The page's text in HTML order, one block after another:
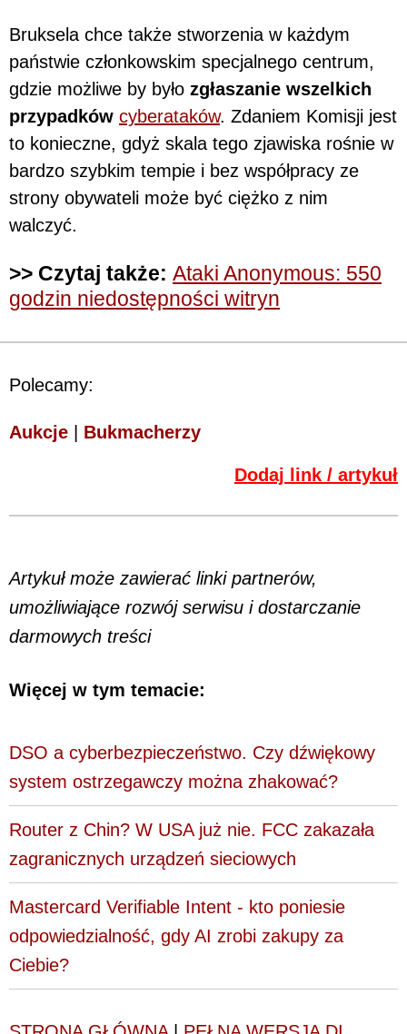
Bruksela chce także stworzenia w każdym
państwie członkowskim specjalnego centrum,
gdzie możliwe by było zgłaszanie wszelkich
przypadków cyberataków. Zdaniem Komisji jest
to konieczne, gdyż skala tego zjawiska rośnie w
bardzo szybkim tempie i bez współpracy ze
strony obywateli może być ciężko z nim
walczyć.
>> Czytaj także: Ataki Anonymous: 550
godzin niedostępności witryn
Polecamy:
Aukcje Bukmacherzy
Dodaj link / artykuł
Artykuł może zawierać linki partnerów,
umożliwiające rozwój serwisu i dostarczanie
darmowych treści
Więcej w tym temacie:
DSO a cyberbezpieczeństwo. Czy dźwiękowy
system ostrzegawczy można zhakować?
Router z Chin? W USA już nie. FCC zakazała
zagranicznych urządzeń sieciowych
Mastercard Verifiable Intent - kto poniesie
odpowiedzialność, gdy AI zrobi zakupy za
Ciebie?